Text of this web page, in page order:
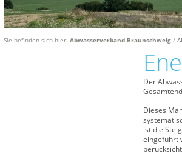
Sie befinden sich hier: Abwasserverband Braunschweig /
Der
Dieses
ist die
eingeführt